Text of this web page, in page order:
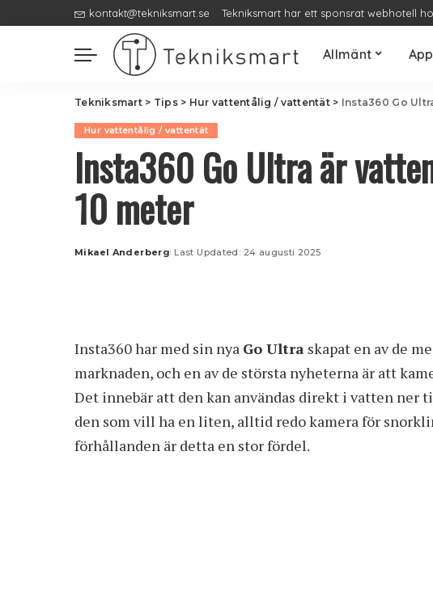
kontakt@tekniksmart.se Tekniksmart har ett sponsrat webhotell
Allmänt
Tekniksmart> Tips> Hur vattentålig / vattentät > Insta360 Go
Hur vattentålig / vattentät
Insta360 Go Ultra är
10 meter
Posted
Mikael Anderberg Last Updated: 24 augusti 2025
Insta360 har med sin nya Go Ultra skapat en av de
marknaden, och en av de största nyheterna är att
Det innebär att den kan användas direkt i vatten ner
den som vill ha en liten, alltid redo kamera för
förhållanden är detta en stor fördel.